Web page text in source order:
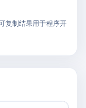
复制结果用于程序开